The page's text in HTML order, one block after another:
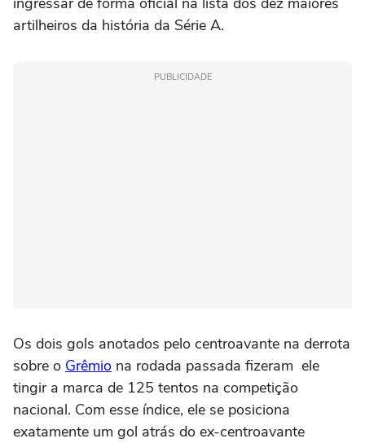
artilheiros da história da Série A.
PUBLICIDADE
Os dois gols anotados pelo centroavante na derrota
sobre o Grêmio na rodada passada fizeram ele
tingir a marca de 125 tentos na competição
nacional. Com esse índice, ele se posiciona
exatamente um gol atrás do ex-centroavante